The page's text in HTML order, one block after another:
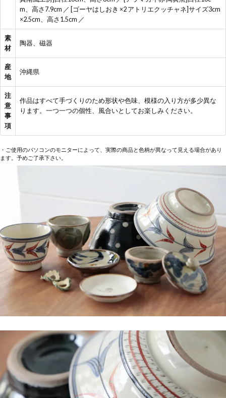
m、高さ7.9cm ／ [ゴーヤはしおき ×2 アトリエクッチャネ]サイズ3cm
×2.5cm、高さ1.5cm ／
素
材
陶器、磁器
産
地
沖縄県
注
意
事
項
作品はすべて手づくりのため形状や色味、模様の入り方が多少異な
ります。一つ一つの個性、風合いとしてお楽しみください。
・ご使用のパソコンのモニターによって、実際の商品と色柄が異なって見える場合があり
ます。予めご了承下さい。